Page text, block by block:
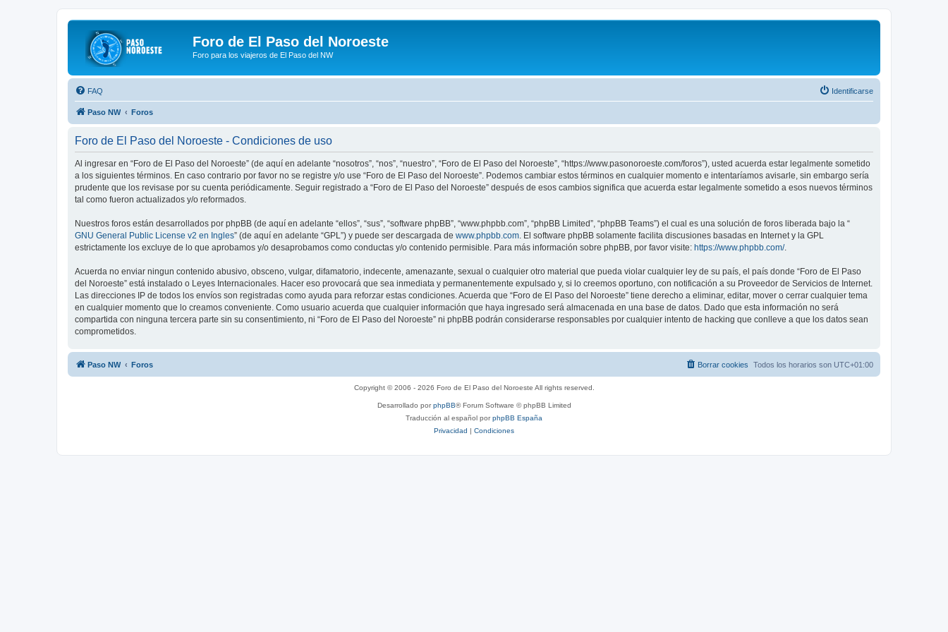
Foro de El Paso del Noroeste
Foro para los viajeros de El Paso del NW
FAQ Identificarse
Paso NW Foros
Foro de El Paso del Noroeste - Condiciones de uso
Al ingresar en “Foro de El Paso del Noroeste” (de aquí en adelante “nosotros”, “nos”, “nuestro”, “Foro de El Paso del Noroeste”, “https://www.pasonoroeste.com/foros”), usted acuerda estar legalmente sometido
a los siguientes términos. En caso contrario por favor no se registre y/o use “Foro de El Paso del Noroeste”. Podemos cambiar estos términos en cualquier momento e intentaríamos avisarle, sin embargo sería
prudente que los revisase por su cuenta periódicamente. Seguir registrado a “Foro de El Paso del Noroeste” después de esos cambios significa que acuerda estar legalmente sometido a esos nuevos términos
tal como fueron actualizados y/o reformados.
Nuestros foros están desarrollados por phpBB (de aquí en adelante “ellos”, “sus”, “software phpBB”, “www.phpbb.com”, “phpBB Limited”, “phpBB Teams”) el cual es una solución de foros liberada bajo la “
GNU General Public License v2 en Ingles” (de aquí en adelante “GPL”) y puede ser descargada de www.phpbb.com . El software phpBB solamente facilita discusiones basadas en Internet y la GPL
estrictamente los excluye de lo que aprobamos y/o desaprobamos como conductas y/o contenido permisible. Para más información sobre phpBB, por favor visite: https://www.phpbb.com/.
Acuerda no enviar ningun contenido abusivo, obsceno, vulgar, difamatorio, indecente, amenazante, sexual o cualquier otro material que pueda violar cualquier ley de su país, el país donde “Foro de El Paso
del Noroeste” está instalado o Leyes Internacionales. Hacer eso provocará que sea inmediata y permanentemente expulsado y, si lo creemos oportuno, con notificación a su Proveedor de Servicios de Internet.
Las direcciones IP de todos los envíos son registradas como ayuda para reforzar estas condiciones. Acuerda que “Foro de El Paso del Noroeste” tiene derecho a eliminar, editar, mover o cerrar cualquier tema
en cualquier momento que lo creamos conveniente. Como usuario acuerda que cualquier información que haya ingresado será almacenada en una base de datos. Dado que esta información no será
compartida con ninguna tercera parte sin su consentimiento, ni “Foro de El Paso del Noroeste” ni phpBB podrán considerarse responsables por cualquier intento de hacking que conlleve a que los datos sean
comprometidos.
Paso NW Foros Todos los horarios son UTC+01:00
Borrar cookies
Copyright © 2006 - 2026 Foro de El Paso del Noroeste All rights reserved.
Desarrollado porphpBB® Forum Software © phpBB Limited
Traducción al español porphpBB España
Privacidad | Condiciones